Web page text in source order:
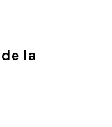
de la